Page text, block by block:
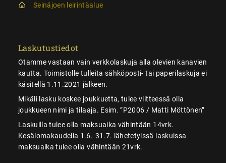
Seinäjoen leirintäalue
Laskutustiedot
Otamme vastaan vain verkkolaskuja alla olevien kanavien
kautta. Toimistolle tulleita sähköposti- tai paperilaskuja ei
käsitellä 1.11.2021 jälkeen.
Mikäli lasku koskee joukkuetta, tulee viitteessä olla
joukkueen nimi ja tilaaja. Esim. ”P2006 / Matti Möttönen”
Laskuilla tulee olla maksuaika vähintään 14vrk.
Kesälomakaudella 1.6.-31.7. lähetetyissä laskuissa
maksuaika tulee olla vähintään 21vrk.